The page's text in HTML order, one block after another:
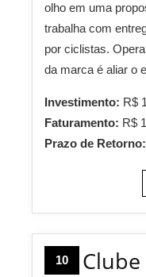
olho em uma
trabalha com
por ciclistas.
da marca é aliar o
Investimento: R$
Faturamento: R$
Prazo de Retorno:
10